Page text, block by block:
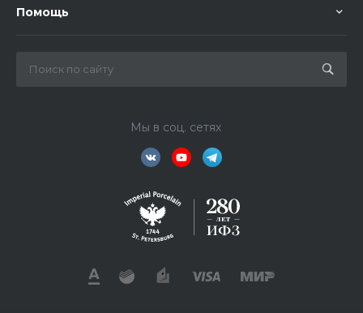
Помощь
Мы в соц. сетях